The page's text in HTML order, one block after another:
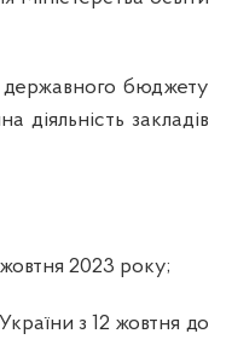
державного бюджету
закладів
2023 року;
з 12 жовтня до